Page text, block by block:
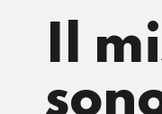
Il